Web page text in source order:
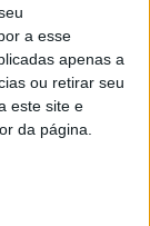
a esse
apenas a
ou retirar seu
este site e
da página.
em
a primeira